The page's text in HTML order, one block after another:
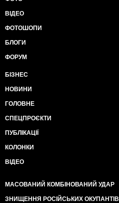
ВІДЕО
ФОТОШОПИ
БЛОГИ
ФОРУМ
БІЗНЕС
НОВИНИ
ГОЛОВНЕ
СПЕЦПРОЄКТИ
ПУБЛІКАЦІЇ
КОЛОНКИ
ВІДЕО
МАСОВАНИЙ КОМБІНОВАНИЙ УДАР
ЗНИЩЕННЯ РОСІЙСЬКИХ ОКУПАНТІВ